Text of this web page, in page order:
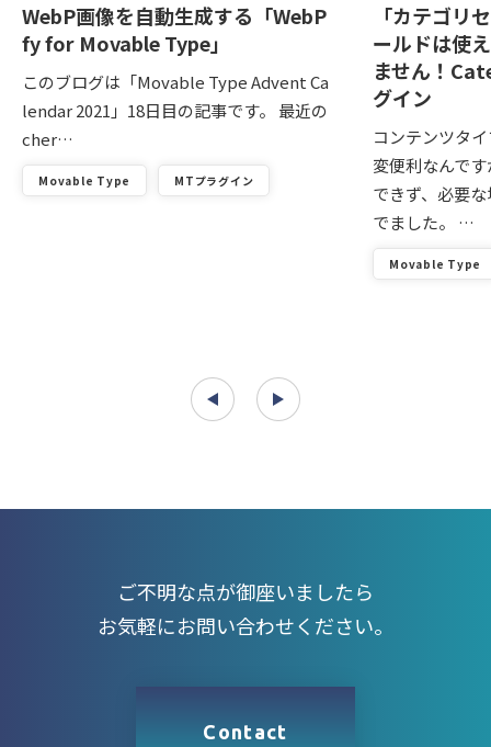
WebP画像を自動生成する「WebP
fy for Movable Type」
このブログは「Movable Type Advent Ca
lendar 2021」18日目の記事です。 最近の
cher…
Movable Type MTプラグイン
「カテゴリ
ールドは使
ません！
グイン
コンテンツタ
変便利なんで
できず、必要
でました。 …
Movable Type
ご不明な点が御座いましたら
お気軽にお問い合わせください。
Contact